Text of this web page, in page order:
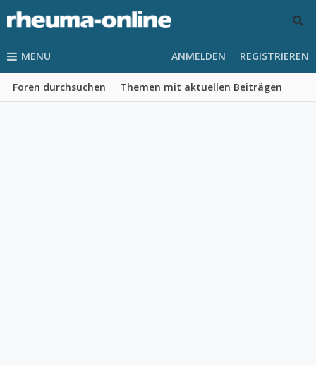
MENU
Foren durchsuchen Themen mit aktuellen Beiträgen
ANMELDEN REGISTRIEREN